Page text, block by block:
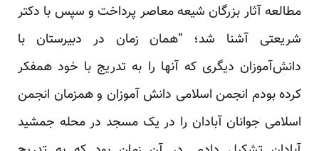
مطالعه آثار بزرگان شیعه معاصر پرداخت و سپس با دکتر
شریعتی آشنا ‏شد؛ “همان زمان در دبیرستان با
دانش‌آموزان دیگری که آنها را به تدریج با خود همفکر
کرده بودم انجمن اسلامی دانش ‏‏‌آموزان و همزمان انجمن
اسلامی جوانان آبادان را در یک مسجد در محله جمشید